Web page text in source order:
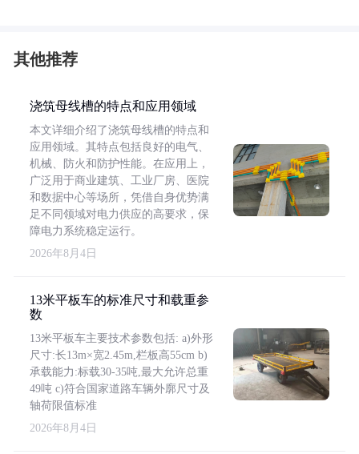
其他推荐
浇筑母线槽的特点和应用领域
本文详细介绍了浇筑母线槽的特点和
应用领域。其特点包括良好的电气、
机械、防火和防护性能。在应用上，
广泛用于商业建筑、工业厂房、医院
和数据中心等场所，凭借自身优势满
足不同领域对电力供应的高要求，保
障电力系统稳定运行。
2026年8月4日
13米平板车的标准尺寸和载重参
数
13米平板车主要技术参数包括: a)外形
尺寸:长13m×宽2.45m,栏板高55cm b)
承载能力:标载30-35吨,最大允许总重
49吨 c)符合国家道路车辆外廓尺寸及
轴荷限值标准
2026年8月4日